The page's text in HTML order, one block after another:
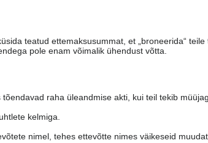
teatud ettemaksusummat, et „broneerida“
pole enam võimalik ühendust võtta.
raha üleandmise akti, kui teil tekib
kelmiga.
nimel, tehes ettevõtte nimes väikeseid